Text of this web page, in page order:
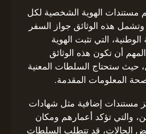
مستندات الهوية الشخصية لكل
هذه الوثائق جواز السفر
الوطنية، التي تثبت الهوية
أن تكون هذه الوثائق
حيث ستحتاج السلطات المعنية
صحة المعلومات المقدمة.
مستندات إضافية مثل شهادات
والتي تؤكد أعمارهم ومكان
الحالات، قد تتطلب السلطات